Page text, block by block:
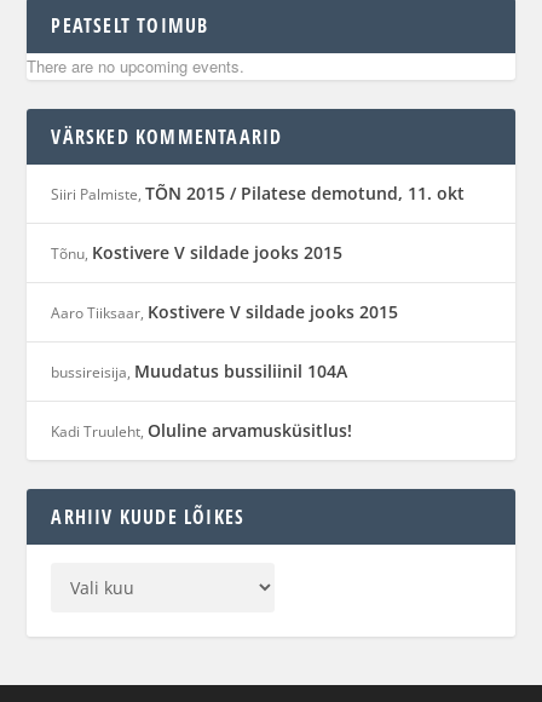
PEATSELT TOIMUB
There are no upcoming events.
VÄRSKED KOMMENTAARID
Siiri Palmiste,TÕN 2015 / Pilatese demotund, 11. okt
Tõnu, Kostivere V sildade jooks 2015
Aaro Tiiksaar, Kostivere V sildade jooks 2015
bussireisija, Muudatus bussiliinil 104A
Kadi Truuleht,Oluline arvamusküsitlus!
ARHIIV KUUDE LÕIKES